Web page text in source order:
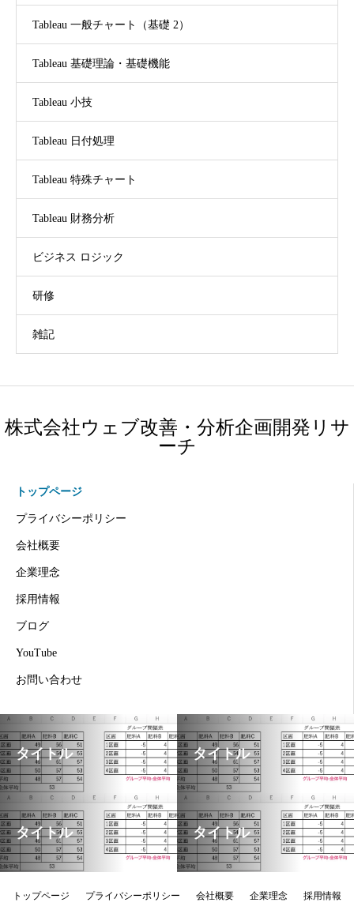
Tableau 一般チャート（基礎 2）
Tableau 基礎理論・基礎機能
Tableau 小技
Tableau 日付処理
Tableau 特殊チャート
Tableau 財務分析
ビジネス ロジック
研修
雑記
株式会社ウェブ改善・分析企画開発リサ
ーチ
トップページ
プライバシーポリシー
会社概要
企業理念
採用情報
ブログ
YouTube
お問い合わせ
タイトル タイトル
タイトル タイトル
トップページ プライバシーポリシー 会社概要 企業理念 採用情報